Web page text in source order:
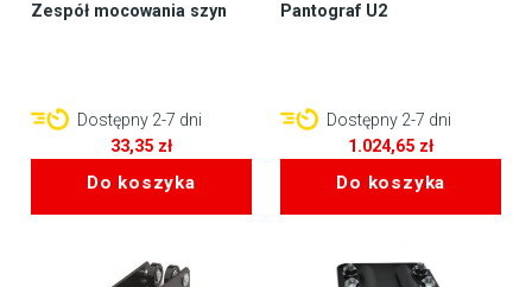
Zespół mocowania szyn
Dostępny 2-7 dni
33,35 zł
Do koszyka
Pantograf U2
Dostępny 2-7 dni
1.024,65 zł
Do koszyka